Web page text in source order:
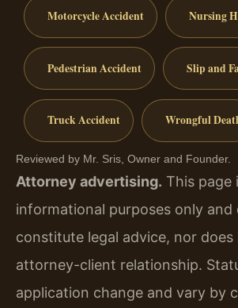
Motorcycle Accident Nursing
Pedestrian Accident Slip and
Truck Accident Wrongful
Reviewed by Mr. Sris, Owner and Founder.
Attorney advertising. This page
informational purposes only and
constitute legal advice, nor does
attorney-client relationship.
application change and vary by